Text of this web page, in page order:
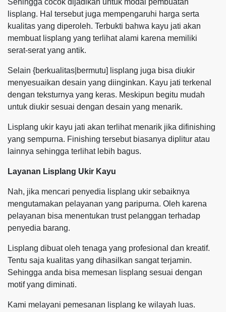
lisplang. Hal tersebut juga mempengaruhi harga serta
kualitas yang diperoleh. Terbukti bahwa kayu jati akan
membuat lisplang yang terlihat alami karena memiliki
serat-serat yang antik.
Selain {berkualitas|bermutu] lisplang juga bisa diukir
menyesuaikan desain yang diinginkan. Kayu jati terkenal
dengan teksturnya yang keras. Meskipun begitu mudah
untuk diukir sesuai dengan desain yang menarik.
Lisplang ukir kayu jati akan terlihat menarik jika difinishing
yang sempurna. Finishing tersebut biasanya diplitur atau
lainnya sehingga terlihat lebih bagus.
Layanan Lisplang Ukir Kayu
Nah, jika mencari penyedia lisplang ukir sebaiknya
mengutamakan pelayanan yang paripurna. Oleh karena
pelayanan bisa menentukan trust pelanggan terhadap
penyedia barang.
Lisplang dibuat oleh tenaga yang profesional dan kreatif.
Tentu saja kualitas yang dihasilkan sangat terjamin.
Sehingga anda bisa memesan lisplang sesuai dengan
motif yang diminati.
Kami melayani pemesanan lisplang ke wilayah luas.